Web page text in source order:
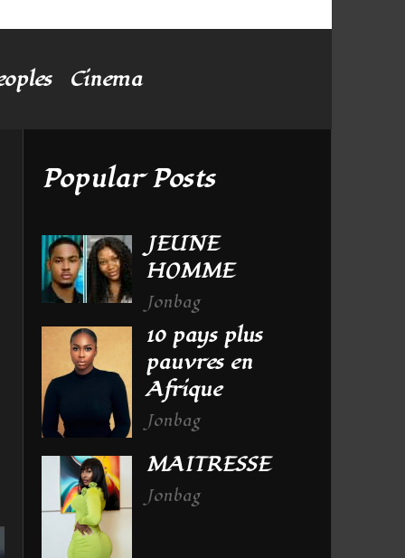
Cinema
Popular Posts
JEUNE
HOMME
Jonbag
10 pays plus
pauvres en
Afrique
Jonbag
MAITRESSE
Jonbag